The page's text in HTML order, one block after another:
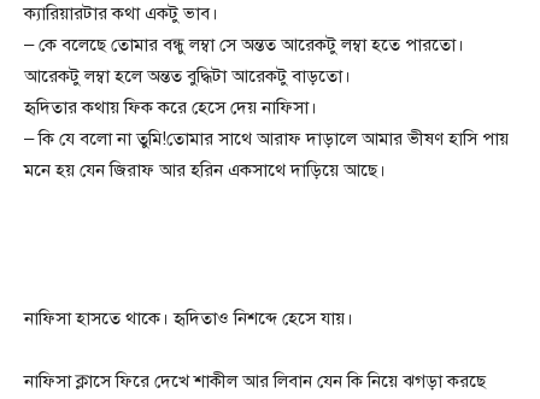
ক্যারিয়ারটার কথা একটু ভাব।
– কে বলেছে তোমার বন্ধু লম্বা সে অন্তত আরেকটু লম্বা হতে পারতো।
আরেকটু লম্বা হলে অন্তত বুদ্ধিটা আরেকটু বাড়তো।
হৃদিতার কথায় ফিক করে হেসে দেয় নাফিসা।
– কি যে বলো না তুমি!তোমার সাথে আরাফ দাড়ালে আমার ভীষণ হাসি পায়
মনে হয় যেন জিরাফ আর হরিন একসাথে দাড়িয়ে আছে।
নাফিসা হাসতে থাকে। হৃদিতাও নিশব্দে হেসে যায়।
নাফিসা ক্লাসে ফিরে দেখে শাকীল আর লিবান যেন কি নিয়ে ঝগড়া করছে